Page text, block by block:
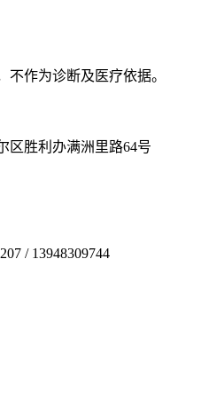
作为诊断及医疗依据。
区胜利办满洲里路64号
/ 13948309744